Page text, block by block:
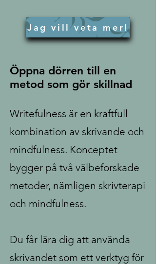
Jag vill veta mer!
Öppna dörren till en
metod som gör skillnad
Writefulness är en kraftfull
kombination av skrivande och
mindfulness. Konceptet
bygger på två välbeforskade
metoder, nämligen skrivterapi
och mindfulness.
Du får lära dig att använda
skrivandet som ett verktyg för